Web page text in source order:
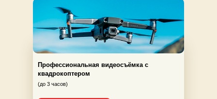
Профессиональная видеосъёмка с
квадрокоптером
(до 3 часов)